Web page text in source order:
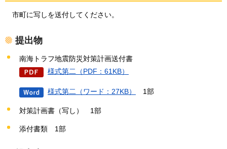
市町に写しを送付してください。
提出物
南海トラフ地震防災対策計画送付書
様式第二（PDF：61KB）
様式第二（ワード：27KB） 1部
対策計画書（写し） 1部
添付書類 1部